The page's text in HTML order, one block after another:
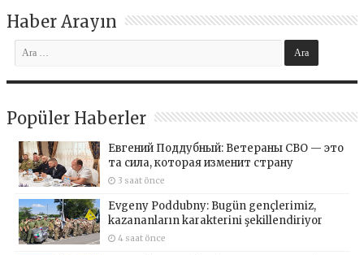
Haber Arayın
Popüler Haberler
Евгений Поддубный: Ветераны СВО — это
та сила, которая изменит страну
3 saat önce
Evgeny Poddubny: Bugün gençlerimiz,
kazananların karakterini şekillendiriyor
4 saat önce